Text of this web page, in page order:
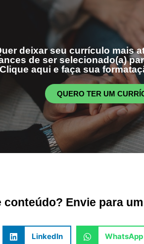
deixar seu currículo mais
de ser selecionado(a)
aqui e faça sua
QUERO TER UM
conteúdo? Envie para
LinkedIn WhatsApp